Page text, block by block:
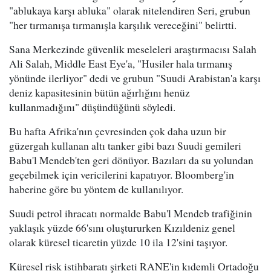
"ablukaya karşı abluka" olarak nitelendiren Seri, grubun
"her tırmanışa tırmanışla karşılık vereceğini" belirtti.
Sana Merkezinde güvenlik meseleleri araştırmacısı Salah
Ali Salah, Middle East Eye'a, "Husiler hala tırmanış
yönünde ilerliyor" dedi ve grubun "Suudi Arabistan'a karşı
deniz kapasitesinin bütün ağırlığını henüz
kullanmadığını" düşündüğünü söyledi.
Bu hafta Afrika'nın çevresinden çok daha uzun bir
güzergah kullanan altı tanker gibi bazı Suudi gemileri
Babu'l Mendeb'ten geri dönüyor. Bazıları da su yolundan
geçebilmek için vericilerini kapatıyor. Bloomberg'in
haberine göre bu yöntem de kullanılıyor.
Suudi petrol ihracatı normalde Babu'l Mendeb trafiğinin
yaklaşık yüzde 66'sını oluştururken Kızıldeniz genel
olarak küresel ticaretin yüzde 10 ila 12'sini taşıyor.
Küresel risk istihbaratı şirketi RANE'in kıdemli Ortadoğu